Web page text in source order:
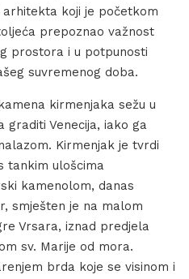
arhitekta koji je početkom
prepoznao važnost
prostora i u potpunosti
suvremenog doba.
kirmenjaka sežu u
graditi Venecija, iako ga
Kirmenjak je tvrdi
tankim ulošcima
kamenolom, danas
smješten je na malom
Vrsara, iznad predjela
sv. Marije od mora.
brda koje se visinom i